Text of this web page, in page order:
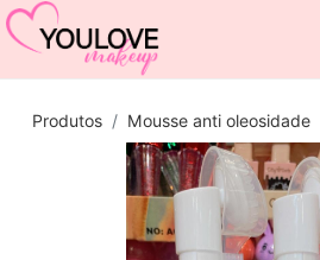
Produtos Mousse anti oleosidade